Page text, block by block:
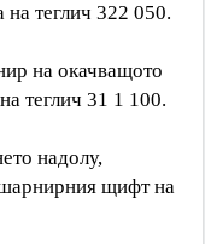
теглич 322 050.
на окачващото
теглич 31 1 100.
надолу,
шарнирния щифт на